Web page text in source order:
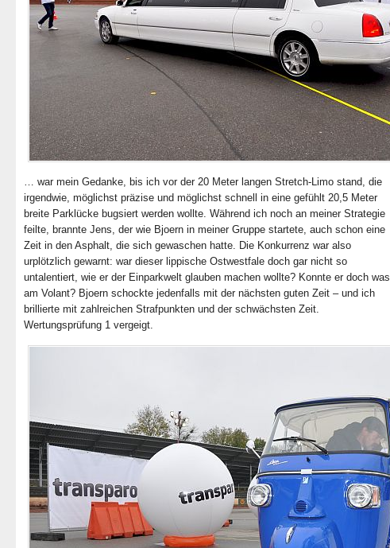
… war mein Gedanke, bis ich vor der 20 Meter langen Stretch-Limo stand, die
irgendwie, möglichst präzise und möglichst schnell in eine gefühlt 20,5 Meter
breite Parklücke bugsiert werden wollte. Während ich noch an meiner Strategie
feilte, brannte Jens, der wie Bjoern in meiner Gruppe startete, auch schon eine
Zeit in den Asphalt, die sich gewaschen hatte. Die Konkurrenz war also
urplötzlich gewarnt: war dieser lippische Ostwestfale doch gar nicht so
untalentiert, wie er der Einparkwelt glauben machen wollte? Konnte er doch was
am Volant? Bjoern schockte jedenfalls mit der nächsten guten Zeit – und ich
brillierte mit zahlreichen Strafpunkten und der schwächsten Zeit.
Wertungsprüfung 1 vergeigt.